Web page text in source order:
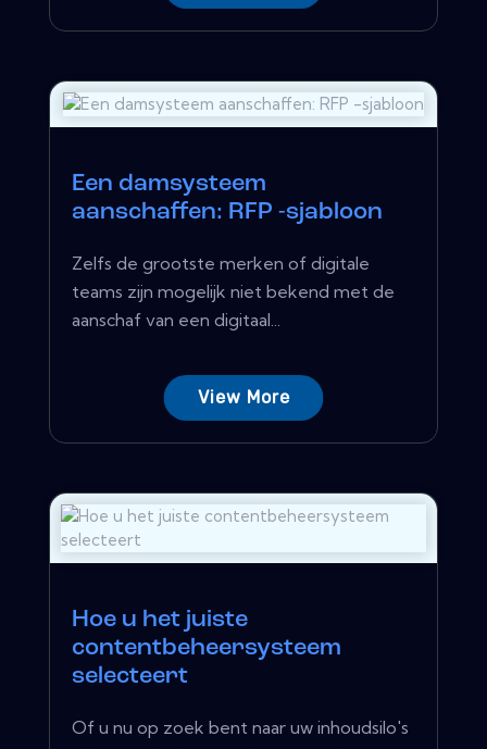
Een damsysteem
aanschaffen: RFP -sjabloon
Zelfs de grootste merken of digitale
teams zijn mogelijk niet bekend met de
aanschaf van een digitaal...
View More
Hoe u het juiste
contentbeheersysteem
selecteert
Of u nu op zoek bent naar uw inhoudsilo's